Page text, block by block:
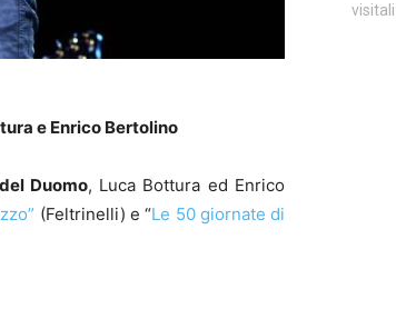
e Enrico Bertolino
Duomo, Luca Bottura ed Enrico
(Feltrinelli) e “Le 50 giornate di